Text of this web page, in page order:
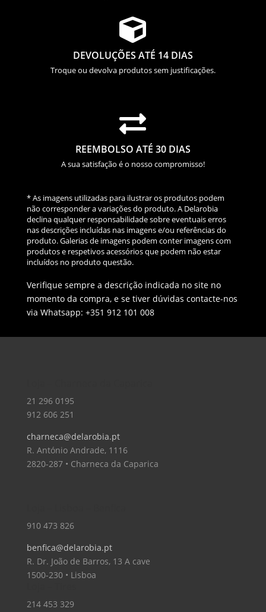

DEVOLUÇÕES ATÉ 14 DIAS
Troque ou devolva produtos sem justificações.

REEMBOLSO ATÉ 30 DIAS
A sua satisfação é o nosso compromisso!
* As imagens utilizadas para ilustrar os produtos podem
não corresponder a variações do produto. A Delarobia
declina qualquer responsabilidade sobre eventuais erros
nas descrições incluídas nas imagens e/ou referências do
produto. Galerias de imagens podem conter imagens com
produtos e respetivos acessórios que podem não estar
incluídos no produto questão.
Verifique sempre a descrição indicada no site no
momento da compra, e se tiver dúvidas contacte-nos
via Whatsapp: +351 912 101 008
21 296 0195
912 606 251
charneca@delarobia.pt
R. António Andrade, 1116
2820-287 • Charneca da Caparica
910 473 826
benfica@delarobia.pt
R. Dr. João de Barros, 13 A cave
1500-230 • Lisboa
214 453 329